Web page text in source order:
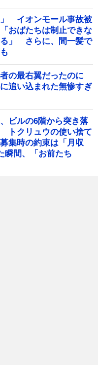
」 イオンモール事故被
おばたちは制止できな
」 さらに、間一髪で
者の最右翼だったのに
追い込まれた無惨すぎ
ビルの6階から突き落
クリュウの使い捨て
集時の約束は「月収
瞬間、「お前たち